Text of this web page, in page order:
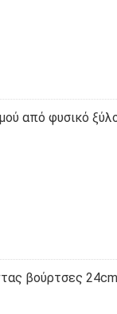
από φυσικό
βούρτσες